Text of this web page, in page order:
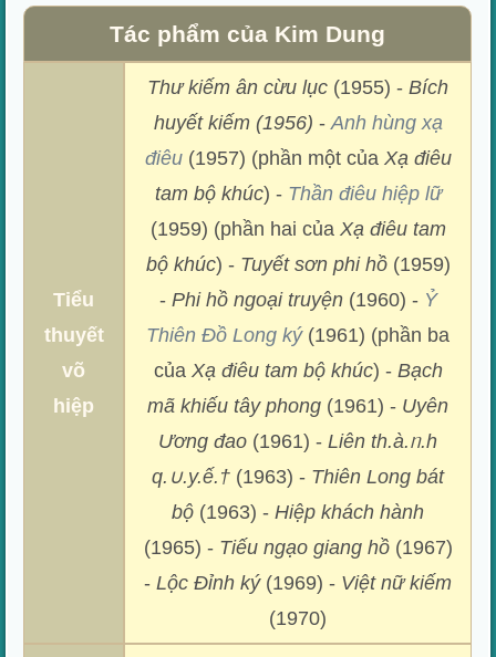
Tác phẩm của Kim Dung
Tiểu
thuyết
võ
hiệp
Thư kiếm ân cừu lục (1955) -Bích
huyết kiếm (1956) -Anh hùng xạ
điêu(1957) (phần một của Xạ điêu
tam bộ khúc) - Thần điêu hiệp lữ
(1959) (phần hai của Xạ điêu tam
bộ khúc) - Tuyết sơn phi hồ(1959)
- Phi hồ ngoại truyện(1960) - Ỷ
Thiên Đồ Long ký(1961) (phần ba
của Xạ điêu tam bộ khúc) - Bạch
mã khiếu tây phong (1961) - Uyên
Ương đao (1961) -Liên th.à.ᥒ.h
q.∪.y.ế.† (1963) - Thiên Long bát
bộ (1963) -Hiệp khách hành
(1965) - Tiếu ngạo giang hồ(1967)
-Lộc Đỉnh ký(1969) - Việt nữ kiếm
(1970)